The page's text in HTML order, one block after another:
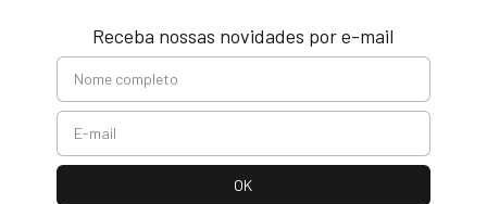
Receba nossas novidades por e-mail